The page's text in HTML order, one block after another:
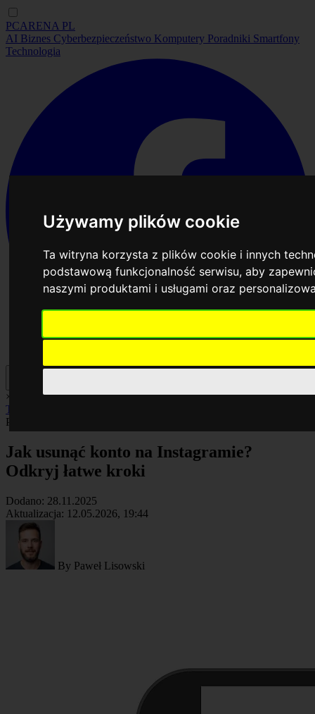
Używamy plików cookie
Ta witryna korzysta z plików cookie i innych
podstawową funkcjonalność serwisu,aby
naszymi produktami i usługami oraz
PCARENA PL
AI Biznes Cyberbezpieczeństwo Komputery Poradniki Smartfony
Technologia
× BiznesCyberbezpieczeństwoKomputeryPoradnikiSmartfony
Technologia
Poradniki
Jak usunąć konto na Instagramie?
Odkryj łatwe kroki
Dodano: 28.11.2025
Aktualizacja: 12.05.2026, 19:44
By Paweł Lisowski